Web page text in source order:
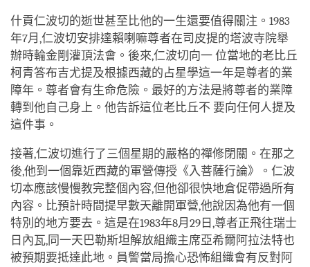
什貢仁波切的逝世甚至比他的一生還要值得關注。1983
年7月,仁波切安排達賴喇嘛尊者在司皮提的塔波寺院舉
辦時輪金剛灌頂法會。後來,仁波切向一 位當地的老比丘
柯青答布吉尤提及根據西藏的占星學這一年是尊者的業
障年。尊者會有生命危險。最好的方法是將尊者的業障
轉到他自己身上。他告訴這位老比丘不 要向任何人提及
這件事。
接著,仁波切進行了三個星期的嚴格的禪修閉關。在那之
後,他到一個靠近西藏的軍營傳授《入菩薩行論》。仁波
切本應該慢慢教完整個內容,但他卻很快地倉促帶過所有
內容。比預計時間提早數天離開軍營,他說因為他有一個
特別的地方要去。這是在1983年8月29日,尊者正飛往瑞士
日內瓦,同一天巴勒斯坦解放組織主席亞希爾阿拉法特也
被預期要抵達此地。員警當局擔心恐怖組織會有反對阿